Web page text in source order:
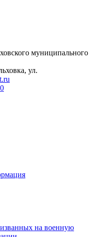
муниципального
ул.
на военную